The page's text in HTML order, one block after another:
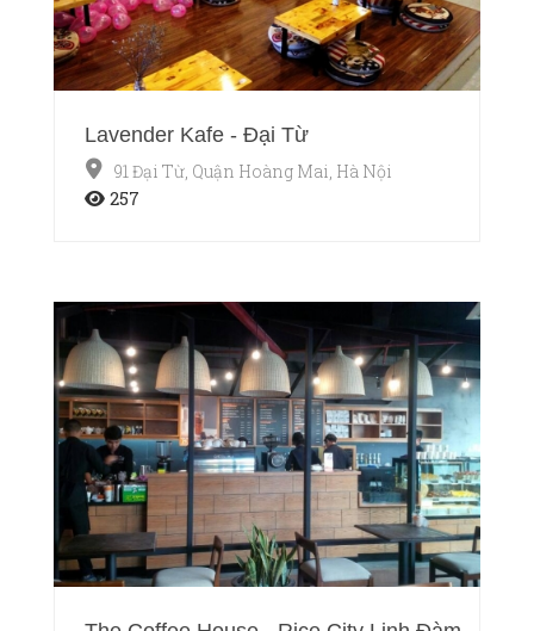
Lavender Kafe - Đại Từ
91 Đại Từ, Quận Hoàng Mai, Hà Nội
257